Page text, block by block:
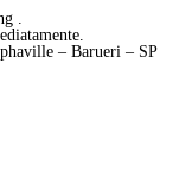
.
– Barueri – SP